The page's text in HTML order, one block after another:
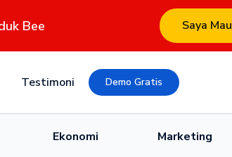
Bee Saya Mau
Testimoni Demo Gratis
Ekonomi Marketing